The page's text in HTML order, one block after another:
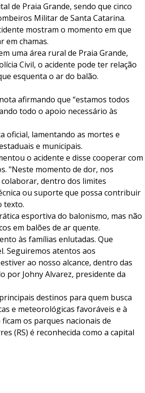
de Praia Grande, sendo que cinco
Militar de Santa Catarina.
mostram o momento em que
em chamas.
uma área rural de Praia Grande,
Civil, o acidente pode ter relação
esquenta o ar do balão.
afirmando que “estamos todos
todo o apoio necessário às
oficial, lamentando as mortes e
e municipais.
o acidente e disse cooperar com
"Neste momento de dor, nos
dentro dos limites
ou suporte que possa contribuir
texto.
esportiva do balonismo, mas não
em balões de ar quente.
às famílias enlutadas. Que
Seguiremos atentos aos
ao nosso alcance, dentro das
por Johny Alvarez, presidente da
destinos para quem busca
e meteorológicas favoráveis e à
os parques nacionais de
(RS) é reconhecida como a capital